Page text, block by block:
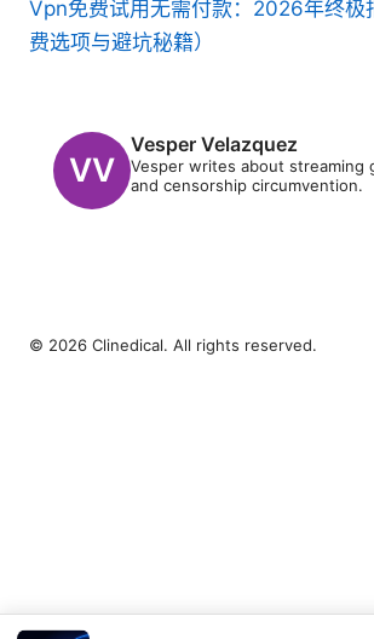
Vpn免费试用无需付款：2026年终极
费选项与避坑秘籍）
Vesper Velazquez
Vesper writes about streaming
and censorship circumvention.
© 2026 Clinedical. All rights reserved.